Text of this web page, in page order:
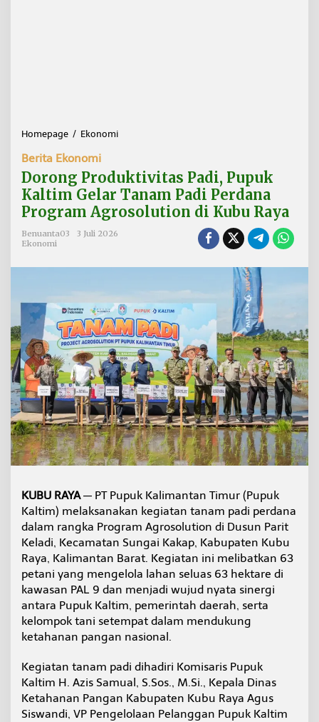
Homepage / Ekonomi
o
n
g
P
i
v
i
t
a
s
P
a
d
i
,
P
u
p
k
K
l
t
i
m
e
l
a
r
n
a
m
P
Berita Ekonomi
Dorong Produktivitas Padi, Pupuk
Kaltim Gelar Tanam Padi Perdana
Program Agrosolution di Kubu Raya
Benuanta03
3 Juli 2026
Ekonomi
KUBU RAYA— PT Pupuk Kalimantan Timur (Pupuk
Kaltim) melaksanakan kegiatan tanam padi perdana
dalam rangka Program Agrosolution di Dusun Parit
Keladi, Kecamatan Sungai Kakap, Kabupaten Kubu
Raya, Kalimantan Barat. Kegiatan ini melibatkan 63
petani yang mengelola lahan seluas 63 hektare di
kawasan PAL 9 dan menjadi wujud nyata sinergi
antara Pupuk Kaltim, pemerintah daerah, serta
kelompok tani setempat dalam mendukung
ketahanan pangan nasional.
Kegiatan tanam padi dihadiri Komisaris Pupuk
Kaltim H. Azis Samual, S.Sos., M.Si., Kepala Dinas
Ketahanan Pangan Kabupaten Kubu Raya Agus
Siswandi, VP Pengelolaan Pelanggan Pupuk Kaltim